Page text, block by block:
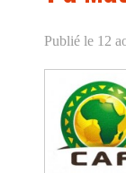
Publié le 12